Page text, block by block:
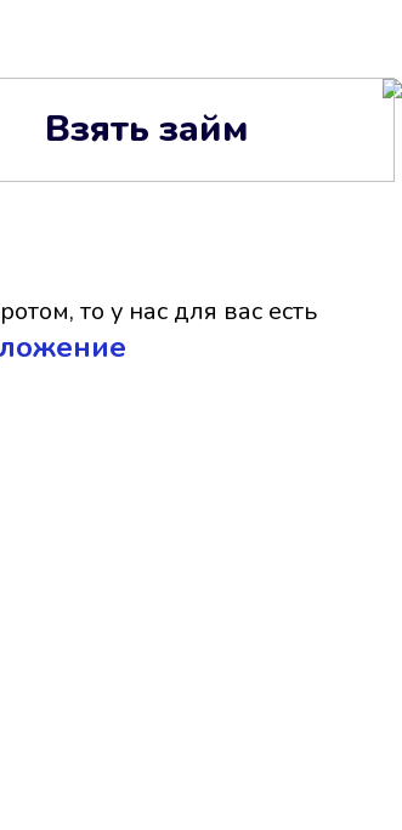
Взять займ
то у нас для вас есть